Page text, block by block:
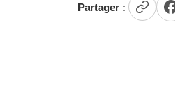
Partager :